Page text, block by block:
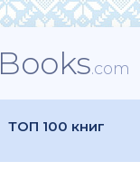
Books.com
ТОП 100 книг